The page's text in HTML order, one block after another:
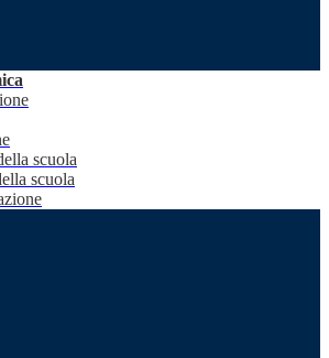
scuola
scuola